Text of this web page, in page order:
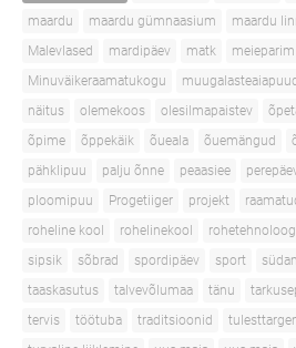
maardu
maardu gümnaasium maardu
Malevlased
mardipäev matk meieparim
Minuväikeraamatukogu
muugalasteaiapuud
näitus
olemekoos olesilmapaistev
õpime
õppekäik õueala õuemängud
pähklipuu
palju õnne peaasiee
ploomipuu
Progetiiger projekt
roheline kool
rohelinekool
sipsik
sõbrad spordipäev sport
taaskasutus
talvevõlumaa tänu
tervis
töötuba traditsioonid